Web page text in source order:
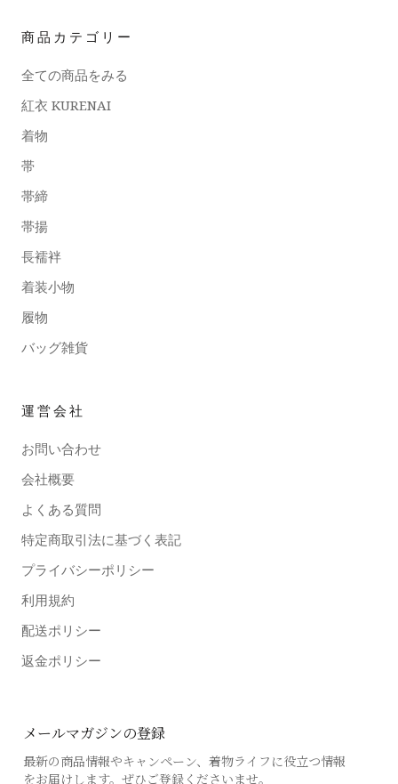
商品カテゴリー
全ての商品をみる
紅衣 KURENAI
着物
帯
帯締
帯揚
長襦袢
着装小物
履物
バッグ雑貨
運営会社
お問い合わせ
会社概要
よくある質問
特定商取引法に基づく表記
プライバシーポリシー
利用規約
配送ポリシー
返金ポリシー
メールマガジンの登録
最新の商品情報やキャンペーン、着物ライフに役立つ情報
をお届けします。ぜひご登録くださいませ。